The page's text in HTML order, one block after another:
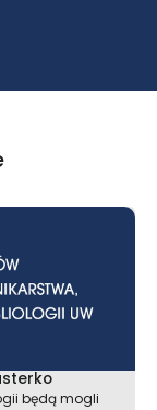
będą mogli